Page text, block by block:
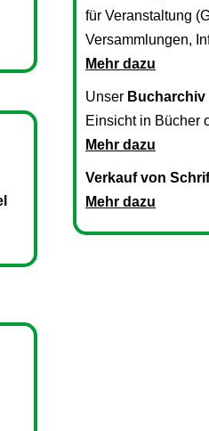
für Veranstaltung
Versammlungen,
Mehr dazu
Unser Bucharchiv
Einsicht in Bücher
Mehr dazu
Verkauf von
Mehr dazu